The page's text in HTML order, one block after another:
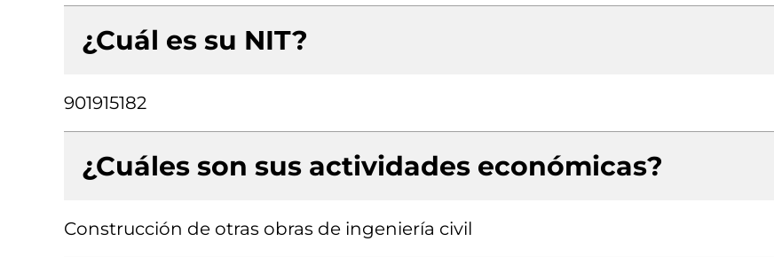
¿Cuál es su NIT?
901915182
¿Cuáles son sus actividades económicas?
Construcción de otras obras de ingeniería civil